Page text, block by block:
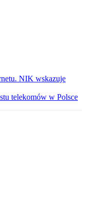
NIK wskazuje
telekomów w Polsce